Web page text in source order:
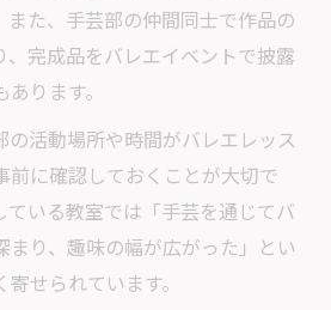
また、手芸部の仲間同士で作品の
、完成品をバレエイベントで披露
ります。
の活動場所や時間がバレエレッス
前に確認しておくことが大切で
ている教室では「手芸を通じてバ
まり、趣味の幅が広がった」とい
せられています。